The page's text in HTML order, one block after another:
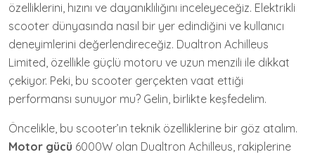
özelliklerini, hızını ve dayanıklılığını inceleyeceğiz. Elektrikli
scooter dünyasında nasıl bir yer edindiğini ve kullanıcı
deneyimlerini değerlendireceğiz. Dualtron Achilleus
Limited, özellikle güçlü motoru ve uzun menzili ile dikkat
çekiyor. Peki, bu scooter gerçekten vaat ettiği
performansı sunuyor mu? Gelin, birlikte keşfedelim.
Öncelikle, bu scooter’ın teknik özelliklerine bir göz atalım.
Motor gücü 6000W olan Dualtron Achilleus, rakiplerine